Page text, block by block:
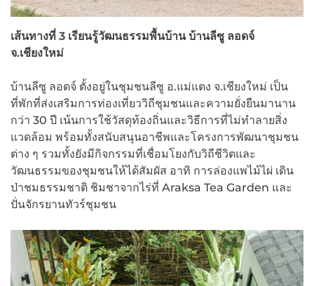
เส้นทางที่ 3 เรียนรู้วัฒนธรรมพื้นบ้าน บ้านลีซู ลอดจ์
จ.เชียงใหม่
บ้านลีซู ลอดจ์ ตั้งอยู่ในชุมชนลีซู อ.แม่แตง จ.เชียงใหม่ เป็น
ที่พักที่ส่งเสริมการท่องเที่ยววิถีชุมชนและความยั่งยืนมานาน
กว่า 30 ปี เน้นการใช้วัสดุท้องถิ่นและวิธีการที่ไม่ทำลายสิ่ง
แวดล้อม พร้อมทั้งสนับสนุนอาชีพและโครงการพัฒนาชุมชน
ต่าง ๆ รวมทั้งยังมีกิจกรรมที่เชื่อมโยงกับวิถีชีวิตและ
วัฒนธรรมของชุมชนให้ได้สัมผัส อาทิ การล่องแพไม้ไผ่ เดิน
ป่าชมธรรมชาติ ชิมชาจากไร่ที่ Araksa Tea Garden และ
ปั่นจักรยานทัวร์ชุมชน